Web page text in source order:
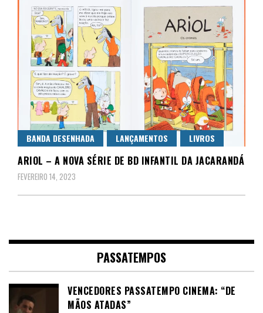
BANDA DESENHADA LANÇAMENTOS LIVROS
ARIOL – A NOVA SÉRIE DE BD INFANTIL DA JACARANDÁ
FEVEREIRO 14, 2023
PASSATEMPOS
VENCEDORES PASSATEMPO CINEMA: “DE
MÃOS ATADAS”